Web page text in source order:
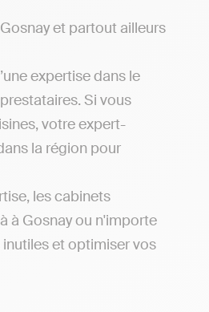
et partout ailleurs
expertise dans le
Si vous
votre expert-
la région pour
les cabinets
à Gosnay ou n'importe
et optimiser vos